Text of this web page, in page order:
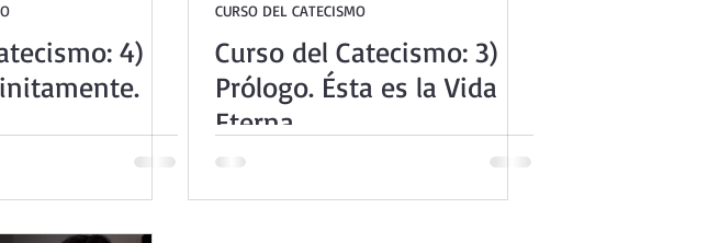
Ejercicios Esp. Cuaresma 2023
Santa 2024 Catecismo de la Iglesia Católica
4)
CURSO DEL CATECISMO
Curso del Catecismo: 3)
Prólogo. Ésta es la Vida
Eterna.